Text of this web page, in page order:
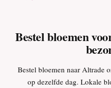
Bestel bloemen
Bestel bloemen naar Altrade
op dezelfde dag. Lokale